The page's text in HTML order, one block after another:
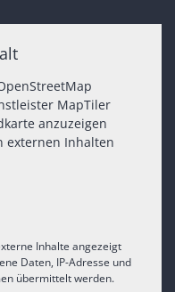
MapTiler
anzuzeigen
externen Inhalten
Inhalte angezeigt
Daten, IP-Adresse und
übermittelt werden.